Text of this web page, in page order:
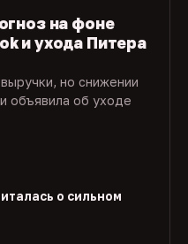
на фоне
и ухода Питера
но снижении
объявила об уходе
о сильном